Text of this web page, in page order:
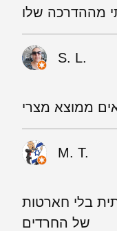
מההדרכה שלו
S. L.
ממוצא מצרי
M. T.
בלי חארטות
של החרדים